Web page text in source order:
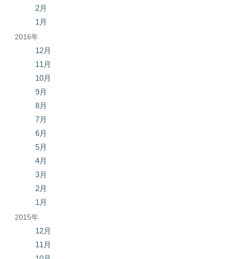
2月
1月
2016年
12月
11月
10月
9月
8月
7月
6月
5月
4月
3月
2月
1月
2015年
12月
11月